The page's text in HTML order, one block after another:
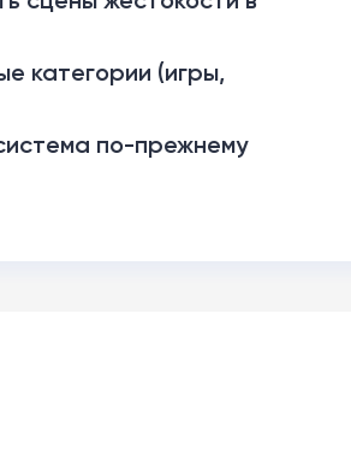
категории (игры,
по-прежнему